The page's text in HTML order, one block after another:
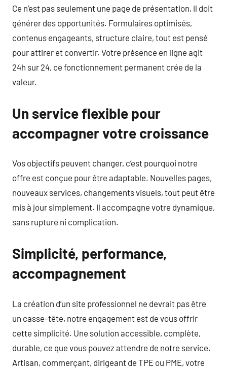
Ce n’est pas seulement une page de présentation, il doit
générer des opportunités. Formulaires optimisés,
contenus engageants, structure claire, tout est pensé
pour attirer et convertir. Votre présence en ligne agit
24h sur 24, ce fonctionnement permanent crée de la
valeur.
Un service flexible pour
accompagner votre croissance
Vos objectifs peuvent changer, c’est pourquoi notre
offre est conçue pour être adaptable. Nouvelles pages,
nouveaux services, changements visuels, tout peut être
mis à jour simplement. Il accompagne votre dynamique,
sans rupture ni complication.
Simplicité, performance,
accompagnement
La création d’un site professionnel ne devrait pas être
un casse-tête, notre engagement est de vous offrir
cette simplicité. Une solution accessible, complète,
durable, ce que vous pouvez attendre de notre service.
Artisan, commerçant, dirigeant de TPE ou PME, votre